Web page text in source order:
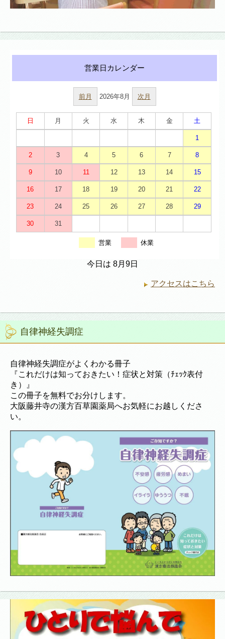
前月 2026年8月 次月
日 月 火 水 木 金 土
1
2 3 4 5 6 7 8
9 10 11 12 13 14 15
16 17 18 19 20 21 22
23 24 25 26 27 28 29
30 31
営業 休業
今日は 8月9日
アクセスはこちら
自律神経失調症
自律神経失調症がよくわかる冊子
『これだけは知っておきたい！症状と対策（ﾁｪｯｸ表付
き）』
この冊子を無料でお分けします。
大阪藤井寺の漢方百草園薬局へお気軽にお越しくださ
い。